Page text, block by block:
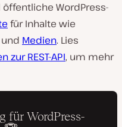
WordPress-
für Inhalte wie
und Medien. Lies
zur REST-API, um mehr